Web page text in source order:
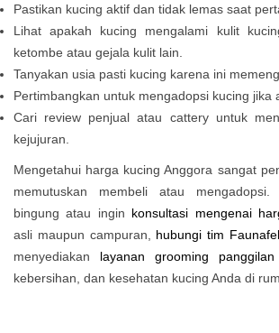
Pastikan kucing aktif dan tidak lemas saat
Lihat apakah kucing mengalami kulit
ketombe atau gejala kulit lain.
Tanyakan usia pasti kucing karena ini
Pertimbangkan untuk mengadopsi kucing jika
Cari review penjual atau cattery untuk
kejujuran.
Mengetahui harga kucing Anggora sangat
memutuskan membeli atau
bingung atau ingin konsultasi mengenai
asli maupun campuran, hubungi tim
menyediakan layanan grooming panggilan
kebersihan, dan kesehatan kucing Anda di